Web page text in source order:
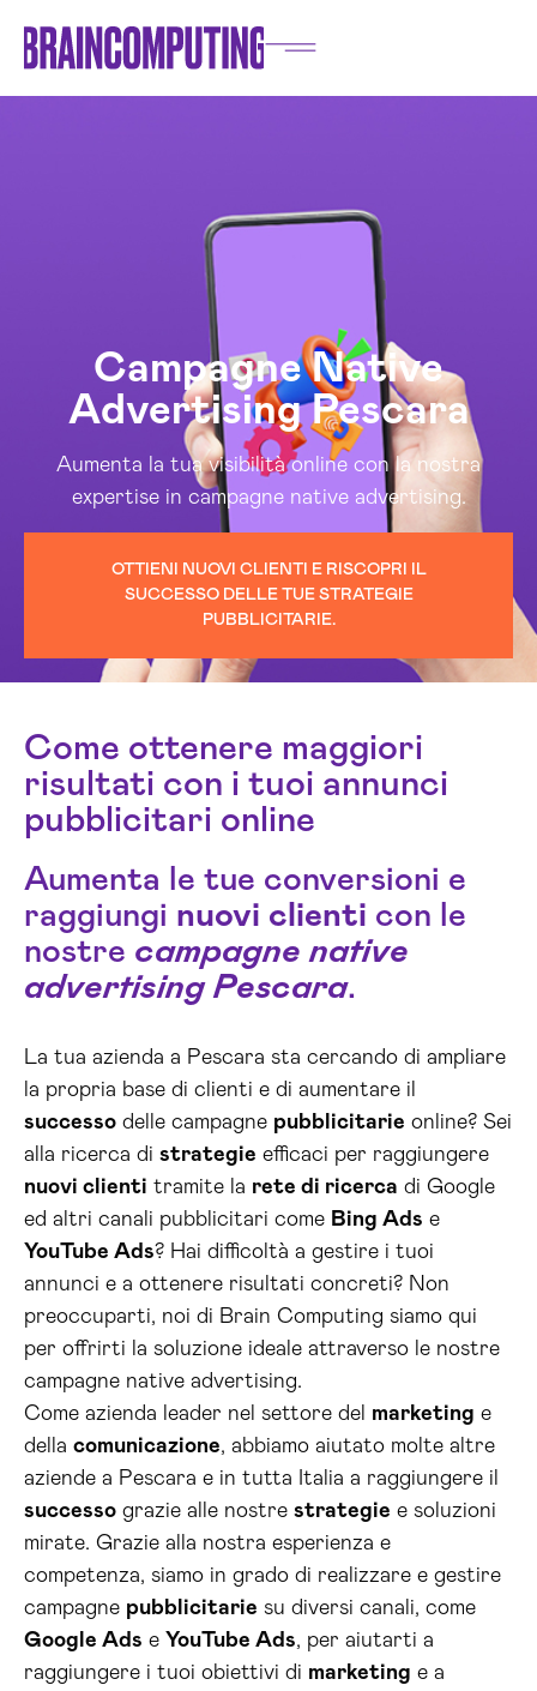
Campagne Native
Advertising Pescara
Aumenta la tua visibilità online con la nostra
expertise in campagne native advertising.
OTTIENI NUOVI CLIENTI E RISCOPRI IL
SUCCESSO DELLE TUE STRATEGIE
PUBBLICITARIE.
Come ottenere maggiori
risultati con i tuoi annunci
pubblicitari online
Aumenta le tue conversioni e
raggiungi nuovi clienti con le
nostre campagne native
advertising Pescara.
La tua azienda a Pescara sta cercando di ampliare
la propria base di clienti e di aumentare il
successo delle campagne pubblicitarie online? Sei
alla ricerca di strategie efficaci per raggiungere
nuovi clienti tramite la rete di ricerca di Google
ed altri canali pubblicitari come Bing Ads e
YouTube Ads? Hai difficoltà a gestire i tuoi
annunci e a ottenere risultati concreti? Non
preoccuparti, noi di Brain Computing siamo qui
per offrirti la soluzione ideale attraverso le nostre
campagne native advertising.
Come azienda leader nel settore del marketing e
della comunicazione, abbiamo aiutato molte altre
aziende a Pescara e in tutta Italia a raggiungere il
successo grazie alle nostre strategie e soluzioni
mirate. Grazie alla nostra esperienza e
competenza, siamo in grado di realizzare e gestire
campagne pubblicitarie su diversi canali, come
Google Ads e YouTube Ads, per aiutarti a
raggiungere i tuoi obiettivi di marketing e a